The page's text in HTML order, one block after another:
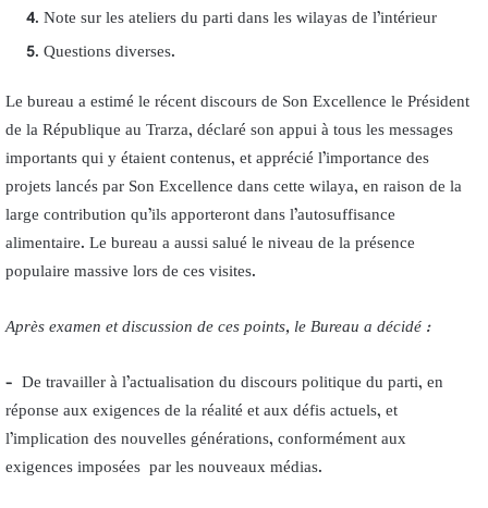
Note sur les ateliers du parti dans les wilayas de l’intérieur
Questions diverses.
Le bureau a estimé le récent discours de Son Excellence le Président
de la République au Trarza, déclaré son appui à tous les messages
importants qui y étaient contenus, et apprécié l’importance des
projets lancés par Son Excellence dans cette wilaya, en raison de la
large contribution qu’ils apporteront dans l’autosuffisance
alimentaire. Le bureau a aussi salué le niveau de la présence
populaire massive lors de ces visites.
Après examen et discussion de ces points, le Bureau a décidé :
– De travailler à l’actualisation du discours politique du parti, en
réponse aux exigences de la réalité et aux défis actuels, et
l’implication des nouvelles générations, conformément aux
exigences imposées par les nouveaux médias.